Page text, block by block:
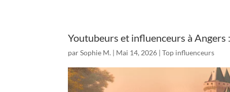
Youtubeurs et influenceurs à Angers
parSophie M. | Mai 14, 2026 |Top influenceurs